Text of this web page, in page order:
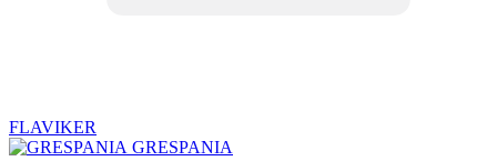
FLAVIKER
GRESPANIA